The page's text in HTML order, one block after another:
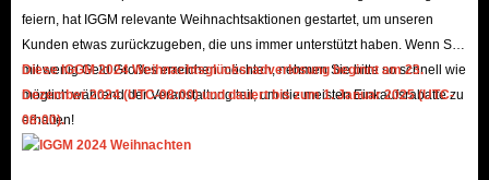
feiern, hat IGGM relevante Weihnachtsaktionen gestartet, um unseren
Kunden etwas zurückzugeben, die uns immer unterstützt haben. Wenn Sie
mit wenig Geld Großes erreichen möchten, nehmen Sie bitte so schnell wie
möglich während der Veranstaltung teil, um die meisten Einkaufsrabatte zu
erhalten!
Diese IGGM 2024 Weihnachtsglücksradverlosung beginnt am 23.
Dezember 2024 (UTC-08:00) und dauert bis zum 1. Januar 2025 (UTC-
08:00).